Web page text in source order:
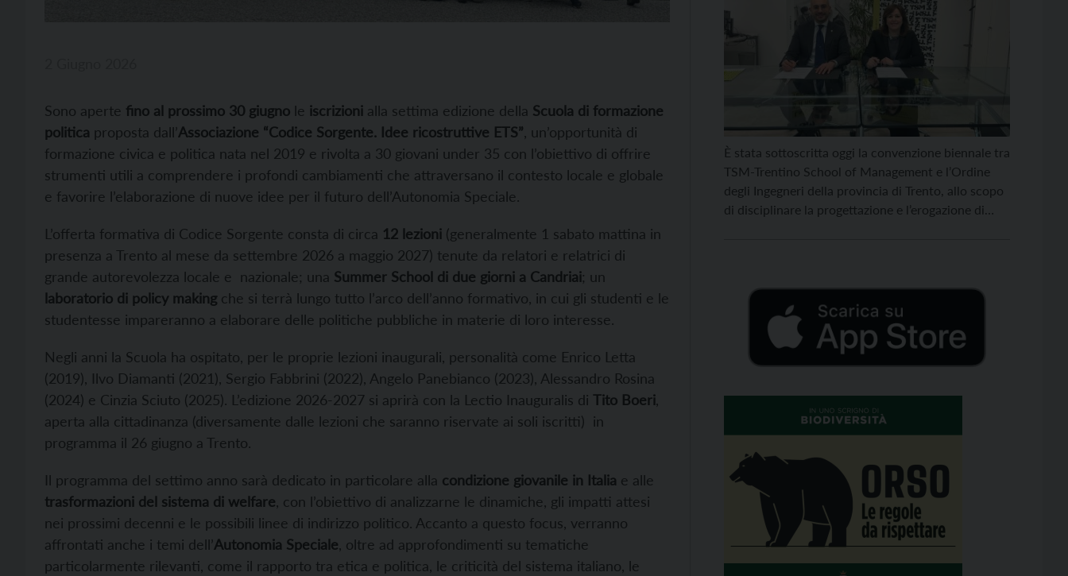
Sono aperte fino al prossimo 30 giugno le iscrizioni alla settima edizione della Scuola di formazione
politica proposta dall’Associazione “Codice Sorgente. Idee ricostruttive ETS”, un’opportunità di
formazione civica e politica nata nel 2019 e rivolta a 30 giovani under 35 con l’obiettivo di offrire
strumenti utili a comprendere i profondi cambiamenti che attraversano il contesto locale e globale
e favorire l’elaborazione di nuove idee per il futuro dell’Autonomia Speciale.
L’offerta formativa di Codice Sorgente consta di circa 12 lezioni (generalmente 1 sabato mattina in
presenza a Trento al mese da settembre 2026 a maggio 2027) tenute da relatori e relatrici di
grande autorevolezza locale e nazionale; una Summer School di due giorni a Candriai; un
laboratorio di policy making che si terrà lungo tutto l’arco dell’anno formativo, in cui gli studenti e le
studentesse impareranno a elaborare delle politiche pubbliche in materie di loro interesse.
Negli anni la Scuola ha ospitato, per le proprie lezioni inaugurali, personalità come Enrico Letta
(2019), Ilvo Diamanti (2021), Sergio Fabbrini (2022), Angelo Panebianco (2023), Alessandro Rosina
(2024) e Cinzia Sciuto (2025). L’edizione 2026-2027 si aprirà con la Lectio Inauguralis di Tito Boeri,
aperta alla cittadinanza (diversamente dalle lezioni che saranno riservate ai soli iscritti) in
programma il 26 giugno a Trento.
Il programma del settimo anno sarà dedicato in particolare alla condizione giovanile in Italia e alle
trasformazioni del sistema di welfare, con l’obiettivo di analizzarne le dinamiche, gli impatti attesi
nei prossimi decenni e le possibili linee di indirizzo politico. Accanto a questo focus, verranno
affrontati anche i temi dell’Autonomia Speciale, oltre ad approfondimenti su tematiche
particolarmente rilevanti, come il rapporto tra etica e politica, le criticità del sistema italiano, le
È stata sottoscritta oggi la convenzione biennale tra
TSM-Trentino School of Management e l’Ordine
degli Ingegneri della provincia di Trento, allo scopo
di disciplinare la progettazione e l’erogazione di
di Trento, Silvia Di Rosa. […]